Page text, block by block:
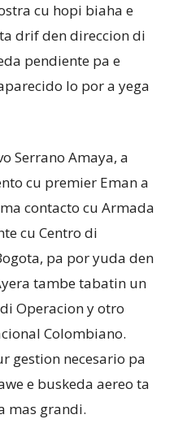
cu hopi biaha e
drif den direccion di
pendiente pa e
lo por a yega
Serrano Amaya, a
cu premier Eman a
contacto cu Armada
cu Centro di
pa por yuda den
tambe tabatin un
Operacion y otro
Colombiano.
gestion necesario pa
e buskeda aereo ta
mas grandi.